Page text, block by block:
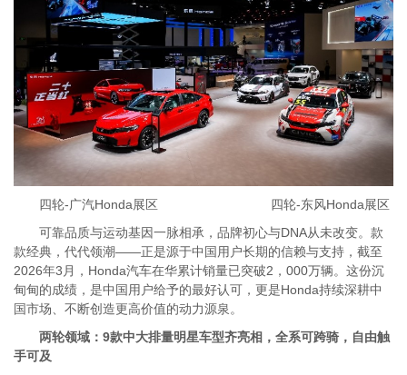
四轮-广汽Honda展区 四轮-东风Honda展区
可靠品质与运动基因一脉相承，品牌初心与DNA从未改变。款
款经典，代代领潮——正是源于中国用户长期的信赖与支持，截至
2026年3月，Honda汽车在华累计销量已突破2，000万辆。这份沉
甸甸的成绩，是中国用户给予的最好认可，更是Honda持续深耕中
国市场、不断创造更高价值的动力源泉。
两轮领域：9款中大排量明星车型齐亮相，全系可跨骑，自由触
手可及